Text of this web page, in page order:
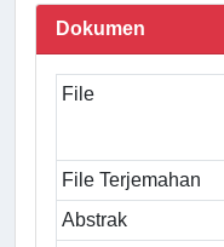
Dokumen
File
File Terjemahan
Abstrak